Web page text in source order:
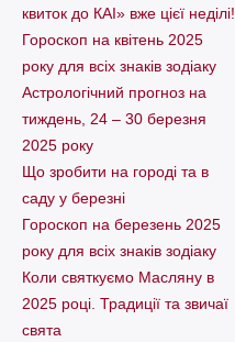
квиток до КАІ» вже цієї неділі!
Гороскоп на квітень 2025
року для всіх знаків зодіаку
Астрологічний прогноз на
тиждень, 24 – 30 березня
2025 року
Що зробити на городі та в
саду у березні
Гороскоп на березень 2025
року для всіх знаків зодіаку
Коли святкуємо Масляну в
2025 році. Традиції та звичаї
свята